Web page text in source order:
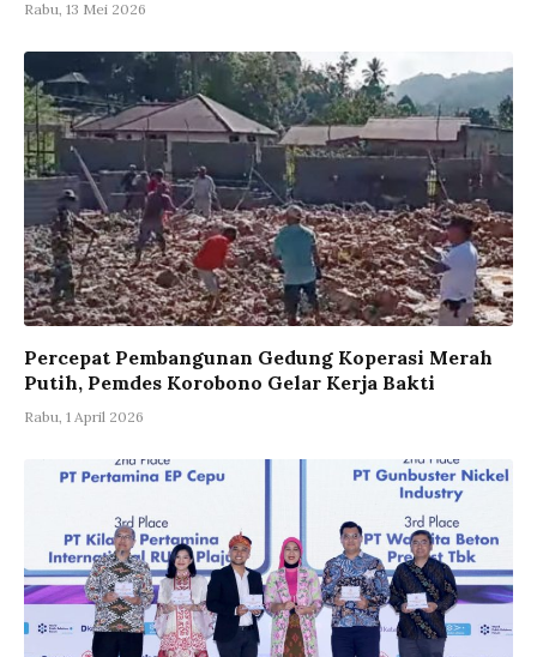
Rabu, 13 Mei 2026
Percepat Pembangunan Gedung Koperasi Merah
Putih, Pemdes Korobono Gelar Kerja Bakti
Rabu, 1 April 2026